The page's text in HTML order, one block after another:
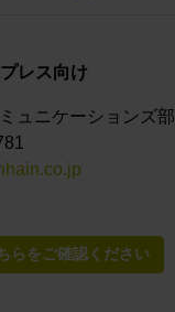
レス向け
ュニケーションズ部
らをご確認ください